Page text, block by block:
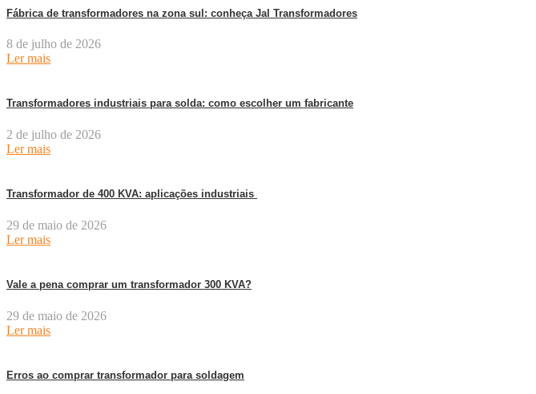
Fábrica de transformadores na zona sul: conheça Jal Transformadores
8 de julho de 2026
Ler mais
Transformadores industriais para solda: como escolher um fabricante
2 de julho de 2026
Ler mais
Transformador de 400 KVA: aplicações industriais
29 de maio de 2026
Ler mais
Vale a pena comprar um transformador 300 KVA?
29 de maio de 2026
Ler mais
Erros ao comprar transformador para soldagem